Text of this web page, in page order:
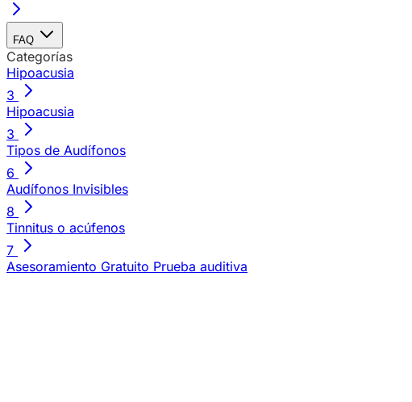
FAQ
Categorías
Hipoacusia
3
Hipoacusia
3
Tipos de Audífonos
6
Audífonos Invisibles
8
Tinnitus o acúfenos
7
Asesoramiento Gratuito Prueba auditiva